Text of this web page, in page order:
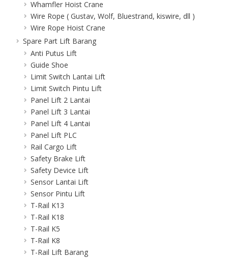
Whamfler Hoist Crane
Wire Rope ( Gustav, Wolf, Bluestrand, kiswire, dll )
Wire Rope Hoist Crane
Spare Part Lift Barang
Anti Putus Lift
Guide Shoe
Limit Switch Lantai Lift
Limit Switch Pintu Lift
Panel Lift 2 Lantai
Panel Lift 3 Lantai
Panel Lift 4 Lantai
Panel Lift PLC
Rail Cargo Lift
Safety Brake Lift
Safety Device Lift
Sensor Lantai Lift
Sensor Pintu Lift
T-Rail K13
T-Rail K18
T-Rail K5
T-Rail K8
T-Rail Lift Barang